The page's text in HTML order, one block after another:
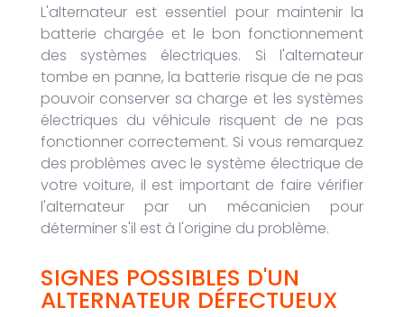
L'alternateur est essentiel pour maintenir la
batterie chargée et le bon fonctionnement
des systèmes électriques. Si l'alternateur
tombe en panne, la batterie risque de ne pas
pouvoir conserver sa charge et les systèmes
électriques du véhicule risquent de ne pas
fonctionner correctement. Si vous remarquez
des problèmes avec le système électrique de
votre voiture, il est important de faire vérifier
l'alternateur par un mécanicien pour
déterminer s'il est à l'origine du problème.
SIGNES POSSIBLES D'UN
ALTERNATEUR DÉFECTUEUX